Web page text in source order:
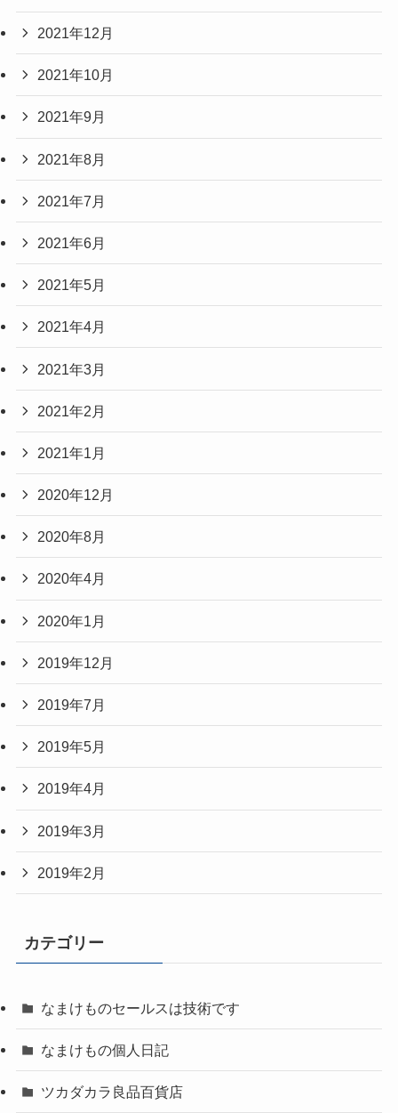
2021年12月
2021年10月
2021年9月
2021年8月
2021年7月
2021年6月
2021年5月
2021年4月
2021年3月
2021年2月
2021年1月
2020年12月
2020年8月
2020年4月
2020年1月
2019年12月
2019年7月
2019年5月
2019年4月
2019年3月
2019年2月
カテゴリー
なまけものセールスは技術です
なまけもの個人日記
ツカダカラ良品百貨店